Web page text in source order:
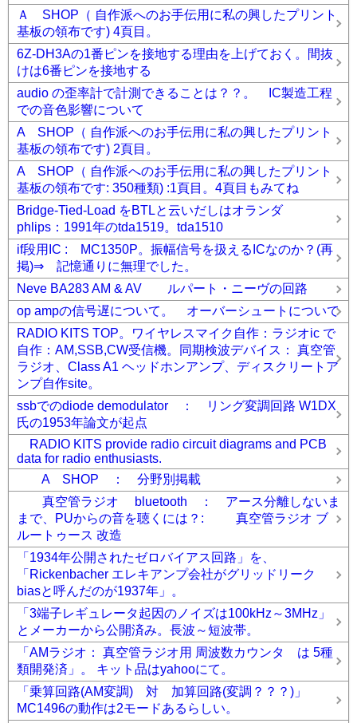
Ａ SHOP（ 自作派へのお手伝用に私の興したプリント
基板の領布です) 4頁目。
6Z-DH3Aの1番ピンを接地する理由を上げておく。間抜
けは6番ピンを接地する
audio の歪率計で計測できることは？？。 IC製造工程
での音色影響について
A SHOP（ 自作派へのお手伝用に私の興したプリント
基板の領布です) 2頁目。
A SHOP（ 自作派へのお手伝用に私の興したプリント
基板の領布です: 350種類) :1頁目。4頁目もみてね
Bridge-Tied-Load をBTLと云いだしはオランダ
phlips：1991年のtda1519。tda1510
if段用IC : MC1350P。振幅信号を扱えるICなのか？(再
掲)⇒ 記憶通りに無理でした。
Neve BA283 AM & AV ルパート・ニーヴの回路
op ampの信号遅について。 オーバーシュートについて
RADIO KITS TOP。ワイヤレスマイク自作：ラジオic で
自作：AM,SSB,CW受信機。同期検波デバイス： 真空管
ラジオ、Class A1 ヘッドホンアンプ、ディスクリートア
ンプ自作site。
ssbでのdiode demodulator ： リング変調回路 W1DX
氏の1953年論文が起点
RADIO KITS provide radio circuit diagrams and PCB
data for radio enthusiasts.
A SHOP ： 分野別掲載
真空管ラジオ bluetooth ： アース分離しないま
まで、PUからの音を聴くには？: 真空管ラジオ ブ
ルートゥース 改造
「1934年公開されたゼロバイアス回路」を、
「Rickenbacher エレキアンプ会社がグリッドリーク
biasと呼んだのが1937年」。
「3端子レギュレータ起因のノイズは100kHz～3MHz」
とメーカーから公開済み。長波～短波帯。
「AMラジオ： 真空管ラジオ用 周波数カウンタ は 5種
類開発済」。 キット品はyahooにて。
「乗算回路(AM変調) 対 加算回路(変調？？？)」
MC1496の動作は2モードあるらしい。